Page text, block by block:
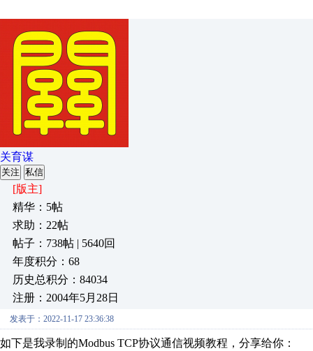
关育谋
关注 私信
[版主]
精华：5帖
求助：22帖
帖子：738帖 | 5640回
年度积分：68
历史总积分：84034
注册：2004年5月28日
发表于：2022-11-17 23:36:38
如下是我录制的Modbus TCP协议通信视频教程，分享给你：